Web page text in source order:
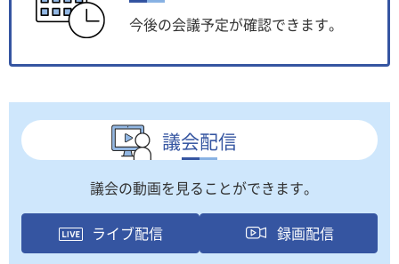
今後の会議予定が確認できます。
議会配信
議会の動画を見ることができます。
ライブ配信 録画配信